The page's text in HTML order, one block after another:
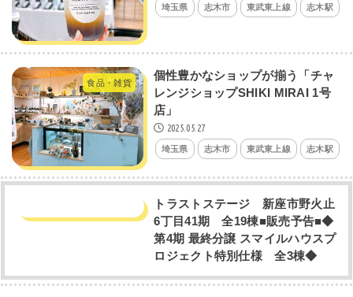
埼玉県 志木市 東武東上線 志木駅
食品・雑貨
個性豊かなショップが揃う「チャ
レンジショップSHIKI MIRAI 1号
店」
2025.05.27
埼玉県 志木市 東武東上線 志木駅
トラストステージ 新座市野火止
6丁目41期 全19棟■販売予告■◆
第4期 最終分譲 スマイルハウスプ
ロジェクト特別仕様 全3棟◆